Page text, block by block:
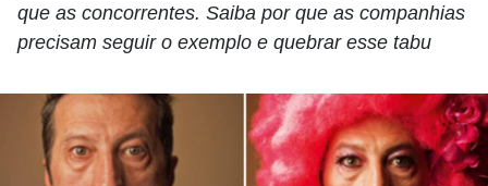
que as concorrentes. Saiba por que as companhias
precisam seguir o exemplo e quebrar esse tabu